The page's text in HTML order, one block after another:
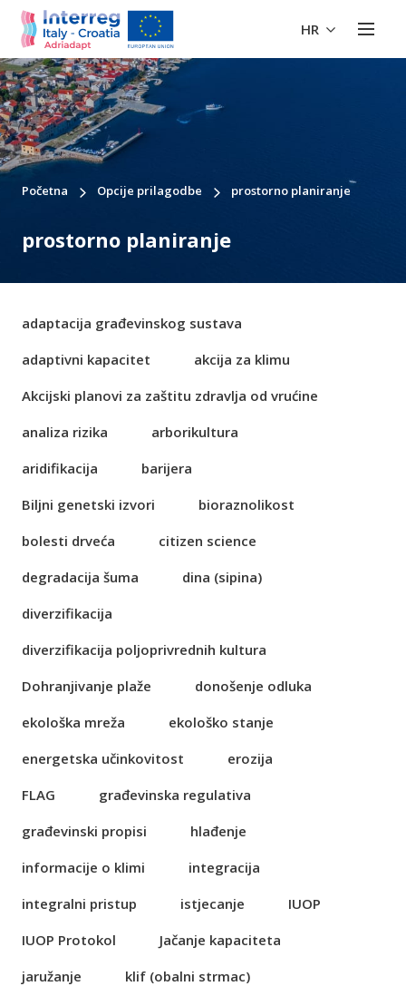
HR
Početna Opcije prilagodbe prostorno planiranje
prostorno planiranje
adaptacija građevinskog sustava
adaptivni kapacitet
akcija za klimu
Akcijski planovi za zaštitu zdravlja od vrućine
analiza rizika
arborikultura
aridifikacija
barijera
Biljni genetski izvori
bioraznolikost
bolesti drveća
citizen science
degradacija šuma
dina (sipina)
diverzifikacija
diverzifikacija poljoprivrednih kultura
Dohranjivanje plaže
donošenje odluka
ekološka mreža
ekološko stanje
energetska učinkovitost
erozija
FLAG
građevinska regulativa
građevinski propisi
hlađenje
informacije o klimi
integracija
integralni pristup
istjecanje
IUOP
IUOP Protokol
Jačanje kapaciteta
jaružanje
klif (obalni strmac)